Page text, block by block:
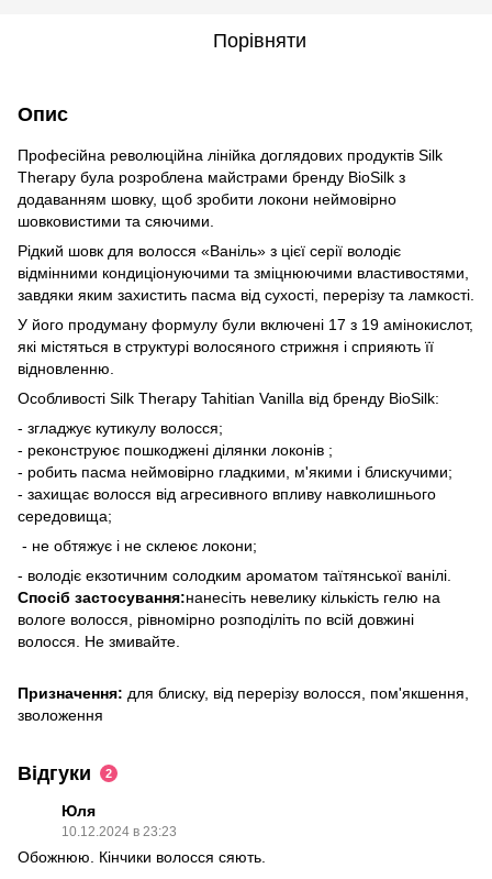
Порівняти
Опис
Професійна революційна лінійка доглядових продуктів Silk
Therapy була розроблена майстрами бренду BioSilk з
додаванням шовку, щоб зробити локони неймовірно
шовковистими та сяючими.
Рідкий шовк для волосся «Ваніль» з цієї серії володіє
відмінними кондиціонуючими та зміцнюючими властивостями,
завдяки яким захистить пасма від сухості, перерізу та ламкості.
У його продуману формулу були включені 17 з 19 амінокислот,
які містяться в структурі волосяного стрижня і сприяють її
відновленню.
Особливості Silk Therapy Tahitian Vanilla від бренду BioSilk:
- згладжує кутикулу волосся;
- реконструює пошкоджені ділянки локонів ;
- робить пасма неймовірно гладкими, м'якими і блискучими;
- захищає волосся від агресивного впливу навколишнього
середовища;
- не обтяжує і не склеює локони;
- володіє екзотичним солодким ароматом таїтянської ванілі.
Спосіб застосування:нанесіть невелику кількість гелю на
вологе волосся, рівномірно розподіліть по всій довжині
волосся. Не змивайте.
Призначення: для блиску, від перерізу волосся, пом'якшення,
зволоження
Відгуки 2
Юля
10.12.2024 в 23:23
Обожнюю. Кінчики волосся сяють.